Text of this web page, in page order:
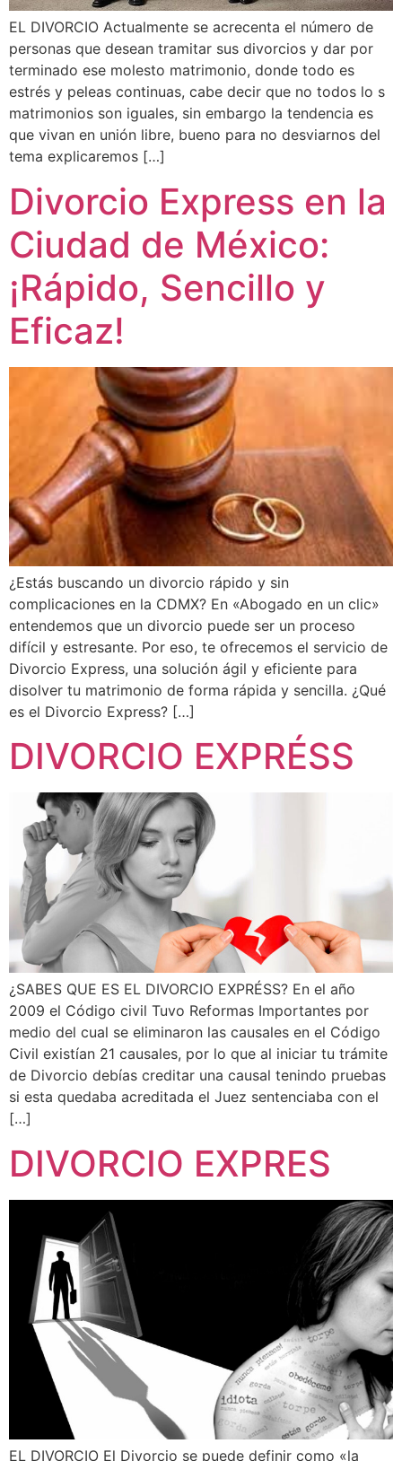
EL DIVORCIO Actualmente se acrecenta el número de
personas que desean tramitar sus divorcios y dar por
terminado ese molesto matrimonio, donde todo es
estrés y peleas continuas, cabe decir que no todos lo s
matrimonios son iguales, sin embargo la tendencia es
que vivan en unión libre, bueno para no desviarnos del
tema explicaremos […]
Divorcio Express en la
Ciudad de México:
¡Rápido, Sencillo y
Eficaz!
¿Estás buscando un divorcio rápido y sin
complicaciones en la CDMX? En «Abogado en un clic»
entendemos que un divorcio puede ser un proceso
difícil y estresante. Por eso, te ofrecemos el servicio de
Divorcio Express, una solución ágil y eficiente para
disolver tu matrimonio de forma rápida y sencilla. ¿Qué
es el Divorcio Express? […]
DIVORCIO EXPRÉSS
¿SABES QUE ES EL DIVORCIO EXPRÉSS? En el año
2009 el Código civil Tuvo Reformas Importantes por
medio del cual se eliminaron las causales en el Código
Civil existían 21 causales, por lo que al iniciar tu trámite
de Divorcio debías creditar una causal tenindo pruebas
si esta quedaba acreditada el Juez sentenciaba con el
[…]
DIVORCIO EXPRES
EL DIVORCIO El Divorcio se puede definir como «la